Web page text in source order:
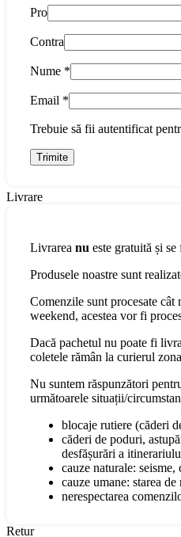
Pro
Contra
Nume *
Email *
Trebuie să fii autentificat
Livrare
Livrarea nu este gratuită și
Produsele noastre sunt
Comenzile sunt procesate
weekend, acestea vor fi
Dacă pachetul nu poate fi
coletele rămân la curierul
Nu suntem răspunzători
următoarele situații/
blocaje rutiere (căderi
căderi de poduri,
desfășurări a
cauze naturale:
cauze umane: starea
nerespectarea
Retur